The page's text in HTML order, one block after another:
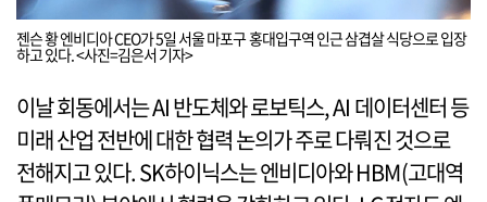
젠슨 황 엔비디아 CEO가 5일 서울 마포구 홍대입구역 인근 삼겹살 식당으로 입장
하고 있다. <사진=김은서 기자>
이날 회동에서는 AI 반도체와 로보틱스, AI 데이터센터 등
미래 산업 전반에 대한 협력 논의가 주로 다뤄진 것으로
전해지고 있다. SK하이닉스는 엔비디아와 HBM(고대역